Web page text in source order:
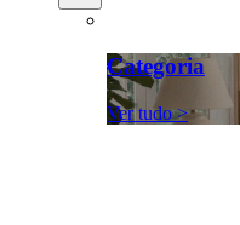
Categoria
Ver tudo >